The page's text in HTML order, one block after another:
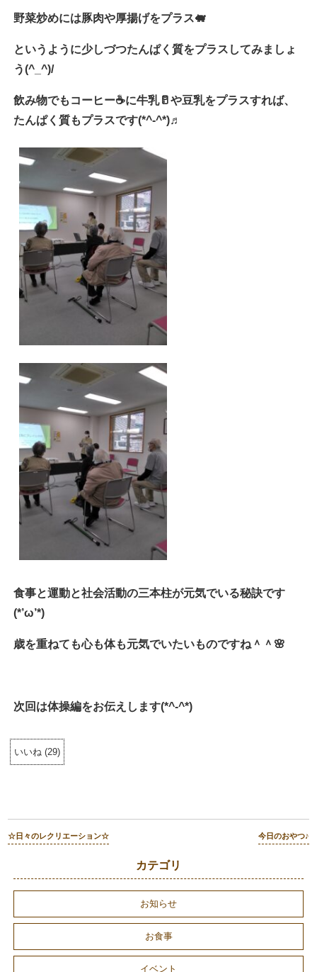
野菜炒めには豚肉や厚揚げをプラス🐖
というように少しづつたんぱく質をプラスしてみましょ
う(^_^)/
飲み物でもコーヒー☕に牛乳🥛や豆乳をプラスすれば、
たんぱく質もプラスです(*^-^*)♬
食事と運動と社会活動の三本柱が元気でいる秘訣です
(*’ω’*)
歳を重ねても心も体も元気でいたいものですね＾＾🌸
次回は体操編をお伝えします(*^-^*)
いいね (29)
☆日々のレクリエーション☆ 今日のおやつ♪
カテゴリ
お知らせ
お食事
イベント